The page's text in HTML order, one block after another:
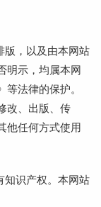
版，以及由本网站
明示，均属本网
法律的保护。
改、出版、传
他任何方式使用
知识产权。本网站